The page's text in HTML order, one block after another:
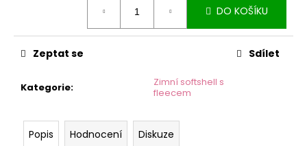
DO KOŠÍKU
Kategorie:
Zimní softshell s
fleecem
Zeptat se Sdílet
Popis Hodnocení Diskuze
j
e
e